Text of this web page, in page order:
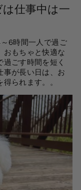
仕事中は一
6時間一人で過ご
おもちゃと快適な
ごす時間を短く
事が長い日は、お
られます。 。